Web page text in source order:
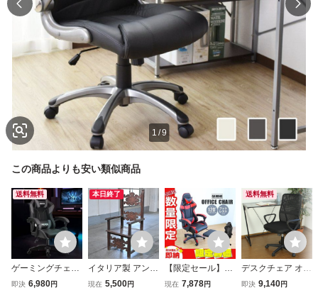
1 /9
この商品よりも安い類似商品
送料無料
ゲーミングチェア
pc 椅子 デスクチ
即決 6,980円
本日終了
イタリア製 アンテ
ィーク アームチェ
現在 5,500円
【限定セール】ゲ
ーミングチェア オ
現在 7,878円
送料無料
デスクチェア オフ
ィスチェア ハイバ
即決 9,140円